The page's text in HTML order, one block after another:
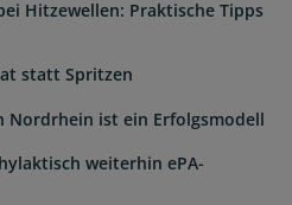
Hitzewellen: Praktische Tipps
statt Spritzen
Nordrhein ist ein Erfolgsmodell
weiterhin ePA-